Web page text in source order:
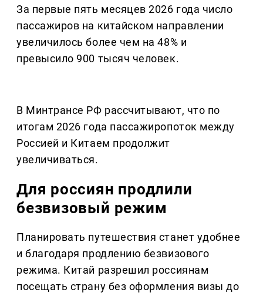
За первые пять месяцев 2026 года число
пассажиров на китайском направлении
увеличилось более чем на 48% и
превысило 900 тысяч человек.
В Минтрансе РФ рассчитывают, что по
итогам 2026 года пассажиропоток между
Россией и Китаем продолжит
увеличиваться.
Для россиян продлили
безвизовый режим
Планировать путешествия станет удобнее
и благодаря продлению безвизового
режима. Китай разрешил россиянам
посещать страну без оформления визы до